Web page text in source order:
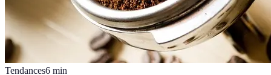
Tendances6 min